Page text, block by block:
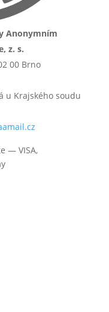
Anonymním
z. s.
00 Brno
u Krajského soudu